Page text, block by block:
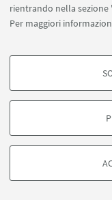
rientrando nella
Per maggiori
COOKIE DI
degli utenti, creare profili
di marketing.
Google/Youtube Video
©Copyright 2026 -